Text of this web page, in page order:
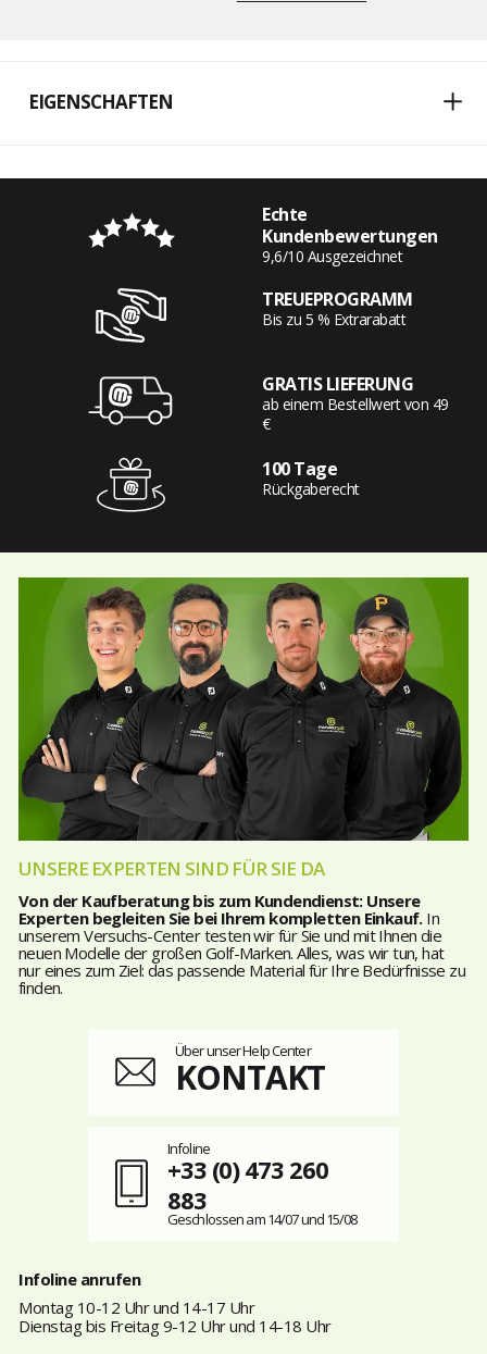
EIGENSCHAFTEN
Echte
Kundenbewertungen
9,6/10 Ausgezeichnet
TREUEPROGRAMM
Bis zu 5 % Extrarabatt
GRATIS LIEFERUNG
ab einem Bestellwert von 49
€
100 Tage
Rückgaberecht
UNSERE EXPERTEN SIND FÜR SIE DA
Von der Kaufberatung bis zum Kundendienst: Unsere
Experten begleiten Sie bei Ihrem kompletten Einkauf.In
unserem Versuchs-Center testen wir für Sie und mit Ihnen die
neuen Modelle der großen Golf-Marken. Alles, was wir tun, hat
nur eines zum Ziel: das passende Material für Ihre Bedürfnisse zu
finden.
Über unser Help Center
KONTAKT
Infoline
+33 (0) 473 260
883
Geschlossen am 14/07 und 15/08
Infoline anrufen
Montag 10-12 Uhr und 14-17 Uhr
Dienstag bis Freitag 9-12 Uhr und 14-18 Uhr